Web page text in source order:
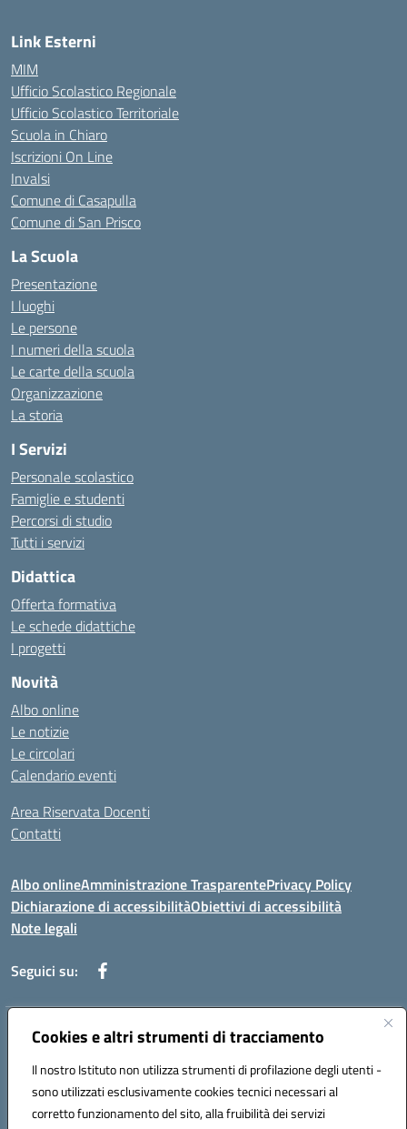
Cookies e altri strumenti di tracciamento
Il nostro Istituto non utilizza strumenti di profilazione degli utenti -
sono utilizzati esclusivamente cookies tecnici necessari al
corretto funzionamento del sito, alla fruibilità dei servizi
Link Esterni
MIM
Ufficio Scolastico Regionale
Ufficio Scolastico Territoriale
Scuola in Chiaro
Iscrizioni On Line
Invalsi
Comune di Casapulla
Comune di San Prisco
La Scuola
Presentazione
I luoghi
Le persone
I numeri della scuola
Le carte della scuola
Organizzazione
La storia
I Servizi
Personale scolastico
Famiglie e studenti
Percorsi di studio
Tutti i servizi
Didattica
Offerta formativa
Le schede didattiche
I progetti
Novità
Albo online
Le notizie
Le circolari
Calendario eventi
Area Riservata Docenti
Contatti
Albo onlineAmministrazione TrasparentePrivacy Policy
Dichiarazione di accessibilitàObiettivi di accessibilità
Note legali
Seguici su:
Indirizzo:Via Rimembranza,33 – 81020 Casapulla (CE)
Posta elettronica certificata (PEC):ceic82800v@pec.istruzione.it
Codice fiscale: 94007130613
Codice meccanografico: CEIC82800V